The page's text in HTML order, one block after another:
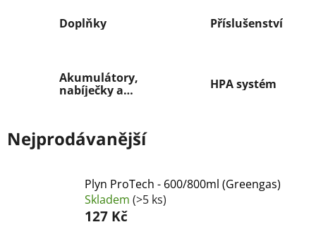
Doplňky
Příslušenství
Akumulátory,
nabíječky a
HPA systém
Nejprodávanější
Plyn ProTech - 600/800ml (Greengas)
Skladem (>5 ks)
127 Kč